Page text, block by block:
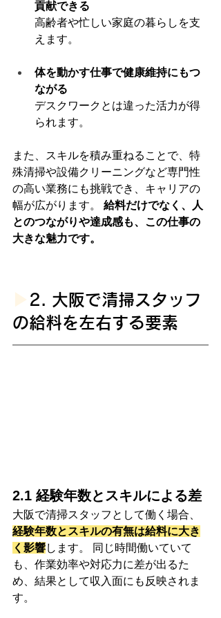
貢献できる
高齢者や忙しい家庭の暮らしを支
えます。
体を動かす仕事で健康維持にもつ
ながる
デスクワークとは違った活力が得
られます。
また、スキルを積み重ねることで、特
殊清掃や設備クリーニングなど専門性
の高い業務にも挑戦でき、キャリアの
幅が広がります。 給料だけでなく、人
とのつながりや達成感も、この仕事の
大きな魅力です。
▶︎ 2. 大阪で清掃スタッフ
の給料を左右する要素
2.1 経験年数とスキルによる差
大阪で清掃スタッフとして働く場合、
経験年数とスキルの有無は給料に大き
く影響します。 同じ時間働いていて
も、作業効率や対応力に差が出るた
め、結果として収入面にも反映されま
す。